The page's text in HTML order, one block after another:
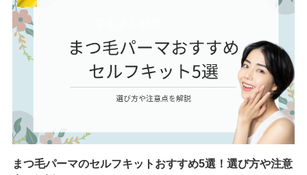
まつ毛パーマのセルフキットおすすめ5選！選び方や注意